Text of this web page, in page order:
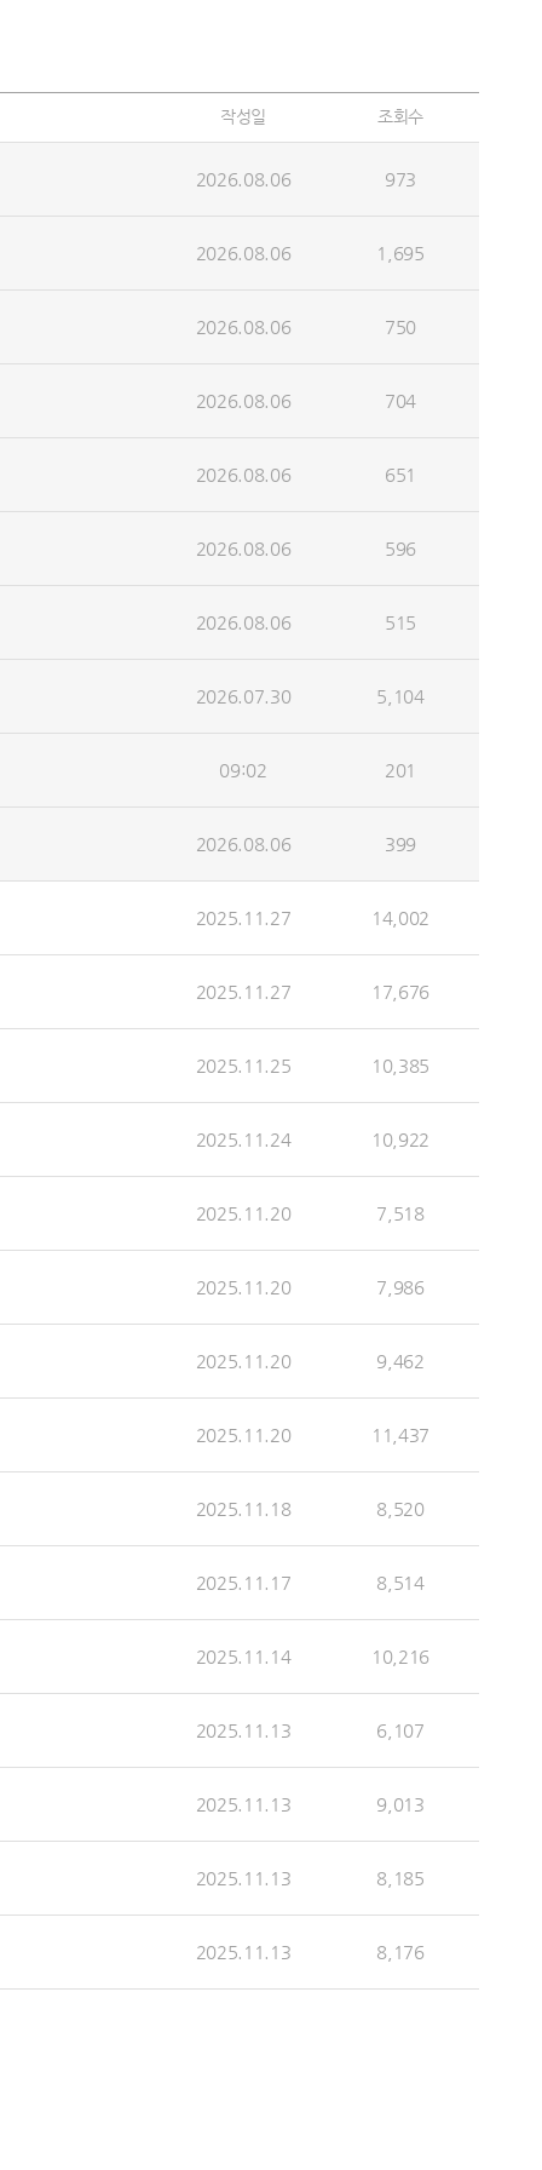
작성일 조회수
2026.08.06 973
2026.08.06 1,695
2026.08.06 750
2026.08.06 704
2026.08.06 651
2026.08.06 596
2026.08.06 515
2026.07.30 5,104
09:02 201
2026.08.06 399
2025.11.27 14,002
2025.11.27 17,676
2025.11.25 10,385
2025.11.24 10,922
2025.11.20 7,518
2025.11.20 7,986
2025.11.20 9,462
2025.11.20 11,437
2025.11.18 8,520
2025.11.17 8,514
2025.11.14 10,216
2025.11.13 6,107
2025.11.13 9,013
2025.11.13 8,185
2025.11.13 8,176